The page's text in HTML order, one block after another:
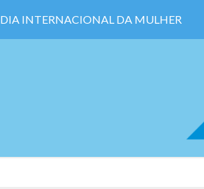
DIA INTERNACIONAL DA MULHER